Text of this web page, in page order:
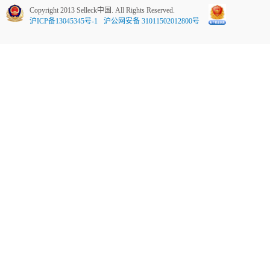
Copyright 2013 Selleck中国. All Rights Reserved.
沪ICP备13045345号-1
沪公网安备 31011502012800号